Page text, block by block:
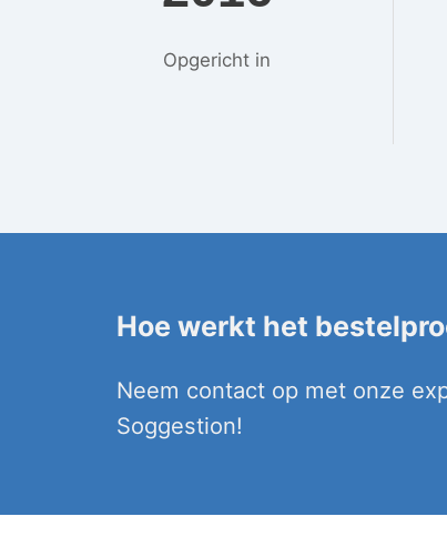
Opgericht in
Hoe werkt het
Neem contact op met onze
Soggestion!